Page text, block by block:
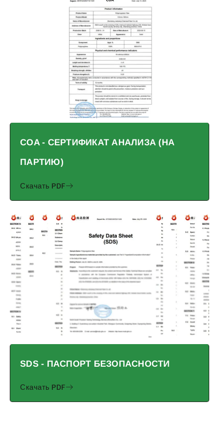
COA - СЕРТИФИКАТ АНАЛИЗА (НА
ПАРТИЮ)
Скачать PDF
SDS - ПАСПОРТ БЕЗОПАСНОСТИ
Скачать PDF